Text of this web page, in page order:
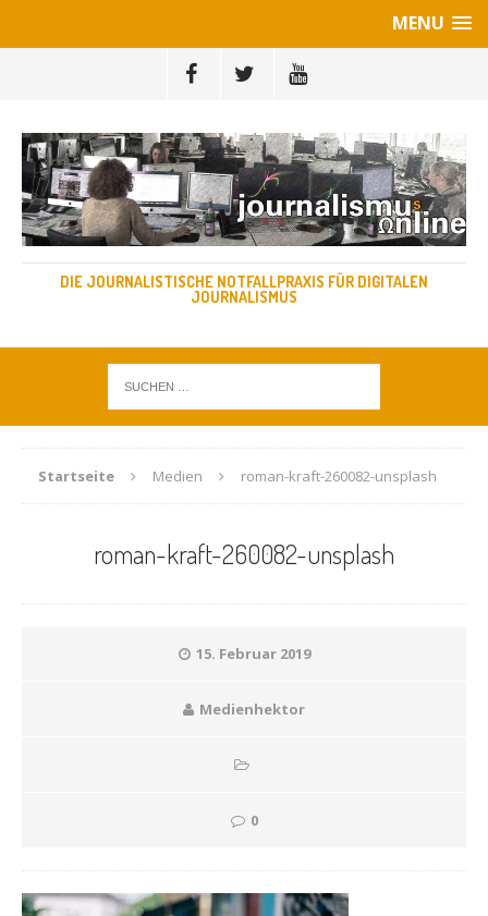
MENU
DIE JOURNALISTISCHE NOTFALLPRAXIS FÜR DIGITALEN
JOURNALISMUS
Startseite Medien roman-kraft-260082-unsplash
roman-kraft-260082-unsplash
15. Februar 2019
Medienhektor
0